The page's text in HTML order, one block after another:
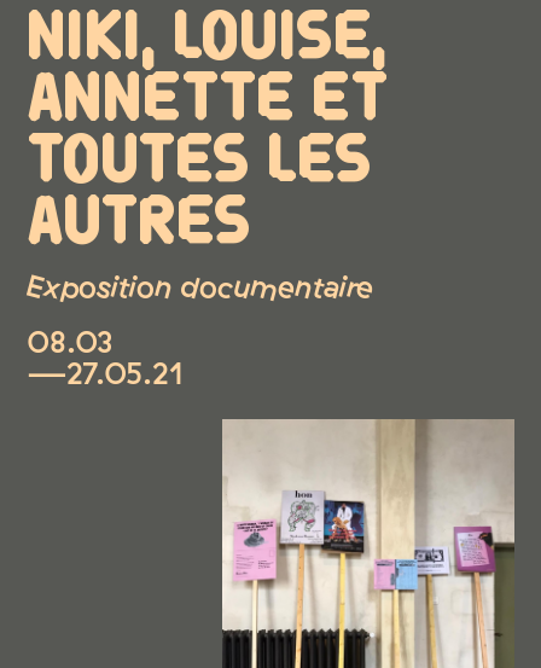
NIKI, LOUISE,
ANNETTE ET
TOUTES LES
AUTRES
Exposition documentaire
08.03
—27.05.21